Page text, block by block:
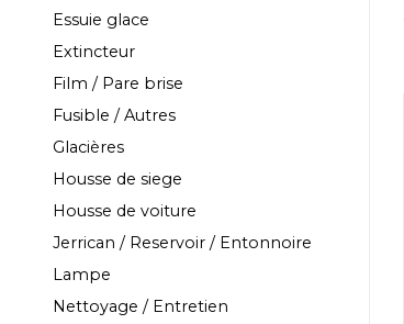
Essuie glace
Extincteur
Film / Pare brise
Fusible / Autres
Glacières
Housse de siege
Housse de voiture
Jerrican / Reservoir / Entonnoire
Lampe
Nettoyage / Entretien